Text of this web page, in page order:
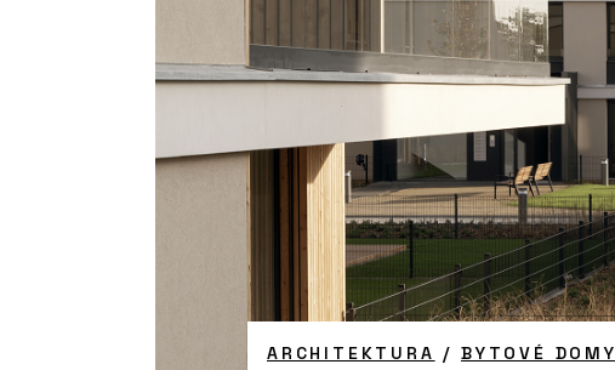
ARCHITEKTURA /BYTOVÉ DOMY